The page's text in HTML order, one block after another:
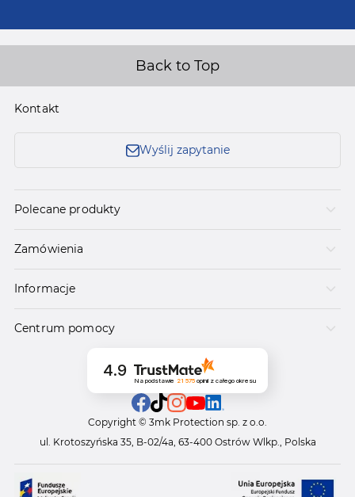
Back to Top
Kontakt
Wyślij zapytanie
Polecane produkty
Zamówienia
Informacje
Centrum pomocy
4.9
Na podstawie 21 575opinii z całego okresu
Copyright © 3mk Protection sp. z o.o.
ul. Krotoszyńska 35, B-02/4a, 63-400 Ostrów Wlkp., Polska